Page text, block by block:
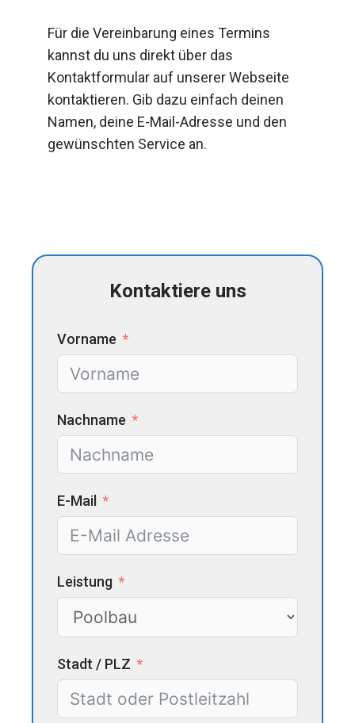
Für die Vereinbarung eines Termins
kannst du uns direkt über das
Kontaktformular auf unserer Webseite
kontaktieren. Gib dazu einfach deinen
Namen, deine E-Mail-Adresse und den
gewünschten Service an.
Kontaktiere uns
Vorname
Nachname
E-Mail
Leistung
Stadt / PLZ